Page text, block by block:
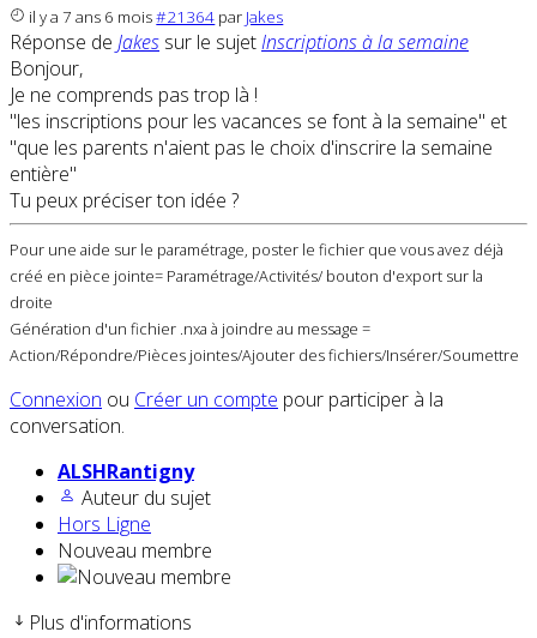
il y a 7 ans 6 mois#21364 par Jakes
Réponse de Jakes sur le sujetInscriptions à la semaine
Bonjour,
Je ne comprends pas trop là !
"les inscriptions pour les vacances se font à la semaine" et
"que les parents n'aient pas le choix d'inscrire la semaine
entière"
Tu peux préciser ton idée ?
Pour une aide sur le paramétrage, poster le fichier que vous avez déjà
créé en pièce jointe= Paramétrage/Activités/ bouton d'export sur la
droite
Génération d'un fichier .nxa à joindre au message =
Action/Répondre/Pièces jointes/Ajouter des fichiers/Insérer/Soumettre
Connexion ou Créer un compte pour participer à la
conversation.
ALSHRantigny
Auteur du sujet
Hors Ligne
Nouveau membre
Plus d'informations